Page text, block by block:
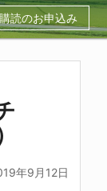
購読のお申込み
年9月12日